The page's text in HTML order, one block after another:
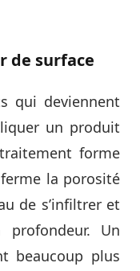
de surface
qui deviennent
un produit
forme
la porosité
de s’infiltrer et
Un
beaucoup plus